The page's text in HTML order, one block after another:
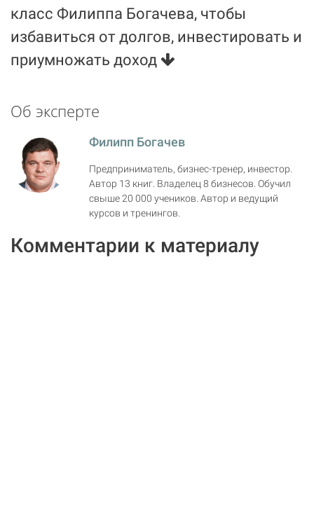
класс Филиппа Богачева, чтобы
избавиться от долгов, инвестировать и
приумножать доход
Об эксперте
Филипп Богачев
Предприниматель, бизнес-тренер, инвестор.
Автор 13 книг. Владелец 8 бизнесов. Обучил
свыше 20 000 учеников. Автор и ведущий
курсов и тренингов.
Комментарии к материалу